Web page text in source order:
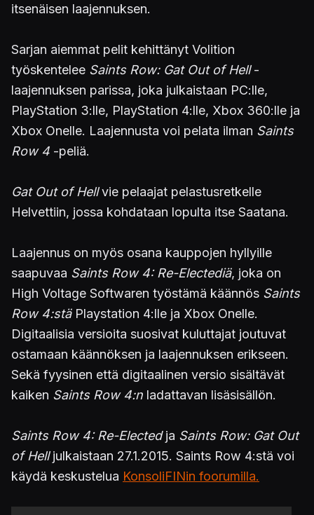
itsenäisen laajennuksen.
Sarjan aiemmat pelit kehittänyt Volition
työskentelee Saints Row: Gat Out of Hell-
laajennuksen parissa, joka julkaistaan PC:lle,
PlayStation 3:lle, PlayStation 4:lle, Xbox 360:lle ja
Xbox Onelle. Laajennusta voi pelata ilman Saints
Row 4 -peliä.
Gat Out of Hellvie pelaajat pelastusretkelle
Helvettiin, jossa kohdataan lopulta itse Saatana.
Laajennus on myös osana kauppojen hyllyille
saapuvaa Saints Row 4: Re-Electediä, joka on
High Voltage Softwaren työstämä käännös Saints
Row 4:stäPlaystation 4:lle ja Xbox Onelle.
Digitaalisia versioita suosivat kuluttajat joutuvat
ostamaan käännöksen ja laajennuksen erikseen.
Sekä fyysinen että digitaalinen versio sisältävät
kaiken Saints Row 4:n ladattavan lisäsisällön.
Saints Row 4: Re-Electedja Saints Row: Gat Out
of Helljulkaistaan 27.1.2015. Saints Row 4:stä voi
käydä keskustelua KonsoliFINin foorumilla.